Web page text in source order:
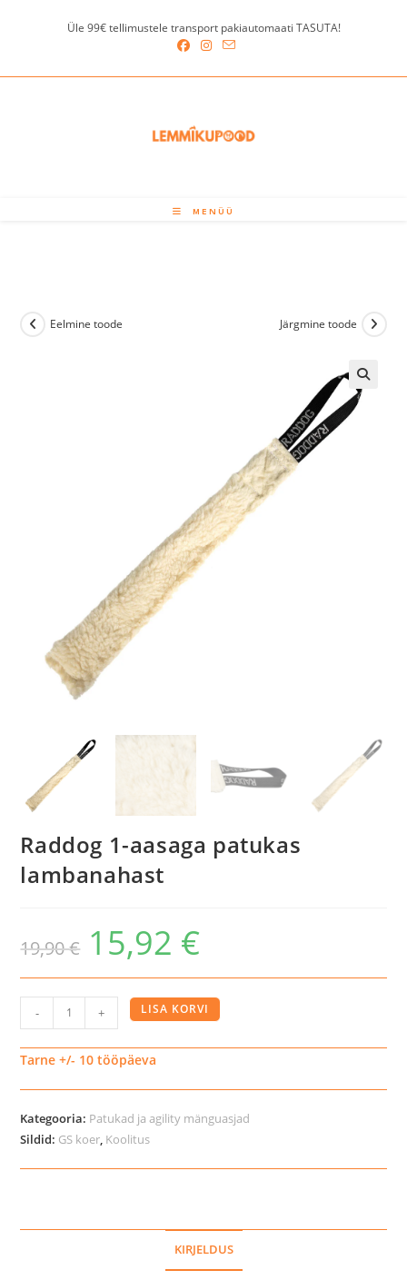
Üle 99€ tellimustele transport pakiautomaati TASUTA!
MENÜÜ
Eelmine toode Järgmine toode
Raddog 1-aasaga patukas
lambanahast
19,90€ 15,92 €
1-
aasaga
kogus
- + LISA KORVI
Tarne +/- 10 tööpäeva
Kategooria: Patukad ja agility mänguasjad
Sildid: GS koer, Koolitus
KIRJELDUS